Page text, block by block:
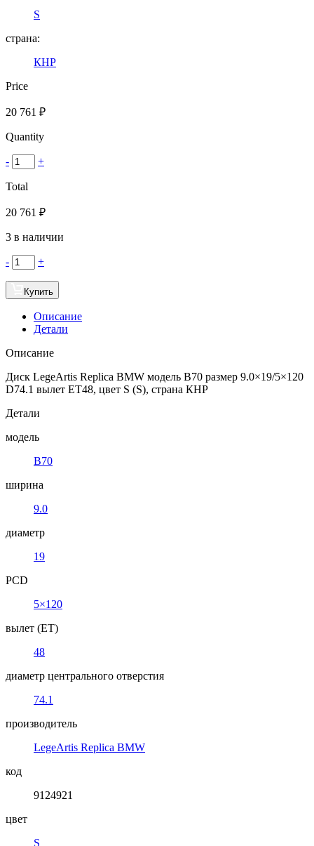
S
страна:
КНР
Price
20 761 ₽
Quantity
- +
Total
20 761 ₽
3 в наличии
- +
Купить
Описание
Детали
Описание
Диск LegeArtis Replica BMW модель B70 размер 9.0×19/5×120
D74.1 вылет ET48, цвет S (S), страна КНР
Детали
модель
B70
ширина
9.0
диаметр
19
PCD
5×120
вылет (ET)
48
диаметр центрального отверстия
74.1
производитель
LegeArtis Replica BMW
код
9124921
цвет
S